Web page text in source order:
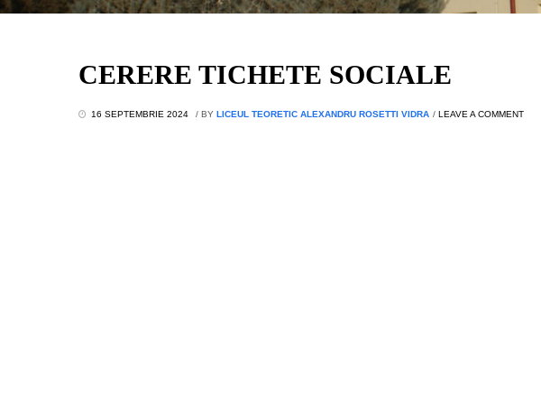
CERERE TICHETE SOCIALE
16 SEPTEMBRIE 2024 / BY LICEUL TEORETIC ALEXANDRU ROSETTI VIDRA / LEAVE A COMMENT